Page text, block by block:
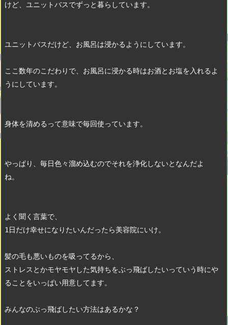
けど、ユニットバスでずっと暮らしています。
ユニットバスだけど、お風呂は浸かるようにしています。
ここ数年のこだわりで、お風呂に浸かる時はお酒とお塩を入れるよ
うにしています。
身体を清めるって意味で毎回使っています。
やっぱり、毎日色々溜め込むのでそれを浄化しないとなんだよ
ね。
よく聞く言葉で、
1日だけ幸せになりたいんだったら美容院にいけ。
髪の毛も悪いものを吸ってるから、
ストレスとかモヤモヤした気持ちをぶっ飛ばしたいっていう時にや
ることをいっぱい用意してます。
みんなのぶっ飛ばしたい方法はあるかな？